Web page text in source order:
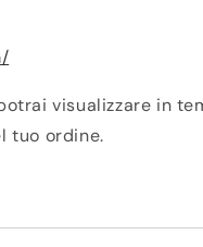
visualizzare in
tuo ordine.